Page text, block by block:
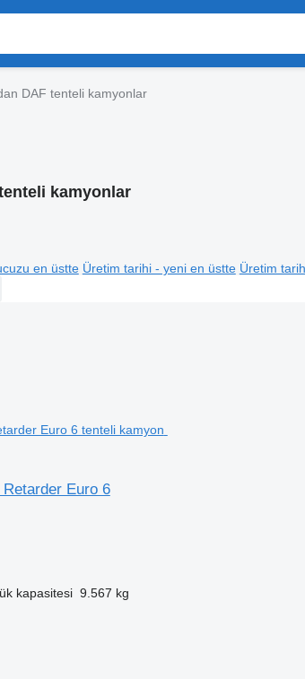
DAF tenteli kamyonlar
kamyonlar
en üstte Üretim tarihi - yeni en üstte Üretim
Euro 6
kapasitesi 9.567 kg